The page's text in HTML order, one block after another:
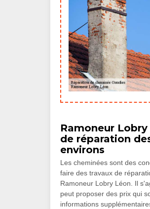
Ramoneur
de réparation
environs
Les cheminées sont des
faire des travaux de
Ramoneur Lobry Léon. Il
peut proposer des prix qui
informations